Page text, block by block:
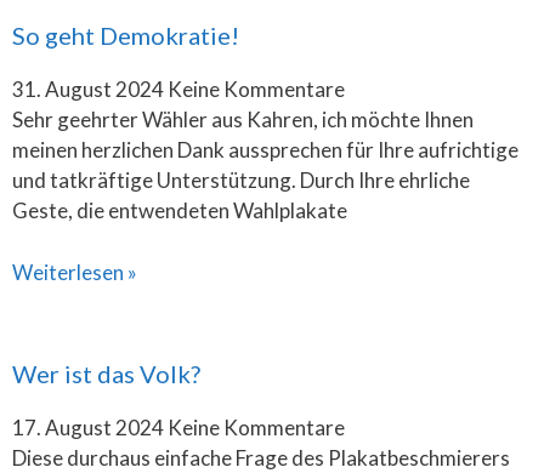
So geht Demokratie!
31. August 2024 Keine Kommentare
Sehr geehrter Wähler aus Kahren, ich möchte Ihnen
meinen herzlichen Dank aussprechen für Ihre aufrichtige
und tatkräftige Unterstützung. Durch Ihre ehrliche
Geste, die entwendeten Wahlplakate
Weiterlesen »
Wer ist das Volk?
17. August 2024 Keine Kommentare
Diese durchaus einfache Frage des Plakatbeschmierers